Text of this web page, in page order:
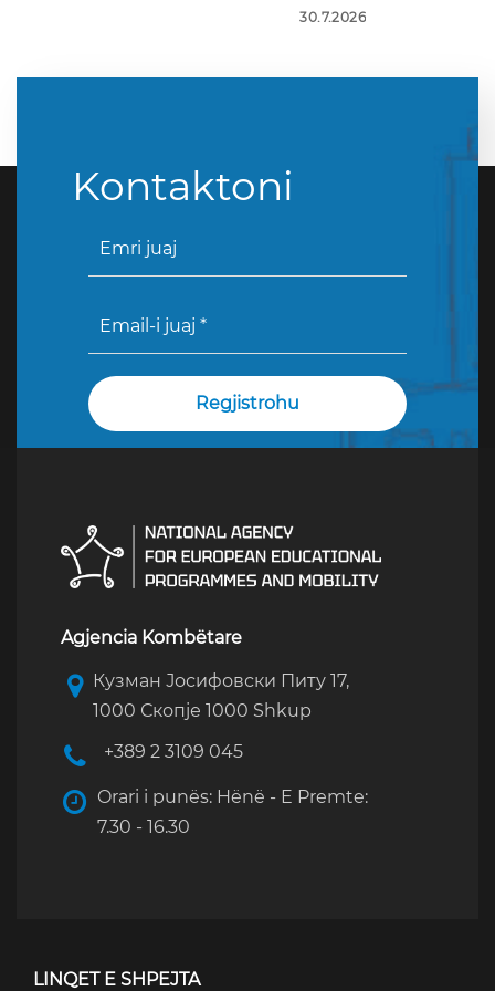
30.7.2026
Kontaktoni
Agjencia Kombëtare
Кузман Јосифовски Питу 17,
1000 Скопје 1000 Shkup
+389 2 3109 045
Orari i punës: Hënë - E Premte:
7.30 - 16.30
LINQET E SHPEJTA